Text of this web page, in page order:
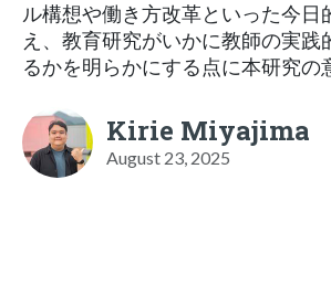
ル構想や働き方改革といった今日
え、教育研究がいかに教師の実践
るかを明らかにする点に本研究の
Kirie Miyajima
August 23, 2025